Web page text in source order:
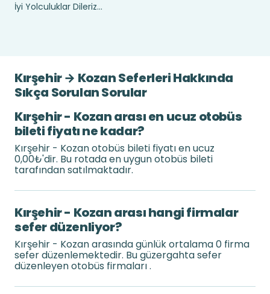
İyi Yolculuklar Dileriz...
Kırşehir → Kozan Seferleri Hakkında
Sıkça Sorulan Sorular
Kırşehir - Kozan arası en ucuz otobüs
bileti fiyatı ne kadar?
Kırşehir - Kozan otobüs bileti fiyatı en ucuz
0,00₺'dir. Bu rotada en uygun otobüs bileti
tarafından satılmaktadır.
Kırşehir - Kozan arası hangi firmalar
sefer düzenliyor?
Kırşehir - Kozan arasında günlük ortalama 0 firma
sefer düzenlemektedir. Bu güzergahta sefer
düzenleyen otobüs firmaları .